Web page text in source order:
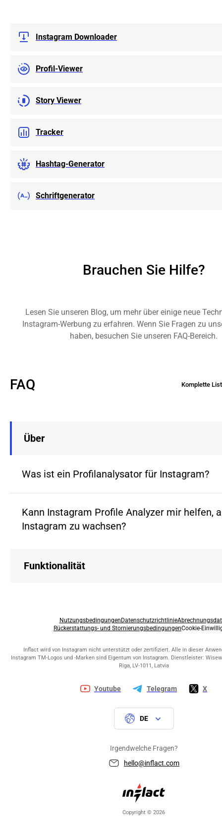
Instagram Downloader
Profil-Viewer
Story Viewer
Tracker
Hashtag-Generator
Schriftgenerator
Brauchen Sie Hilfe?
Lesen Sie unseren Blog, um mehr über einige neue
Instagram-Werbung zu erfahren. Wenn Sie Fragen zu
haben, besuchen Sie unseren FAQ-Bereich.
FAQ Komplette
Über
Was ist ein Profilanalysator für Instagram?
Kann Instagram Profile Analyzer mir helfen,
Instagram zu wachsen?
Funktionalität
Copyright © 2026
Irgendwelche Fragen?
hello@inflact.com
DE
NutzungsbedingungenDatenschutzrichtlinie
Rückerstattungs- und StornierungsbedingungenCookie-
Inflact wird von Instagram nicht unterstützt oder zertifiziert. Alle in dieser
Instagram TM-Logos und -Marken sind Eigentum von Instagram. Dienstleister:
Riga, LV-1011, Latvia
Youtube Telegram X